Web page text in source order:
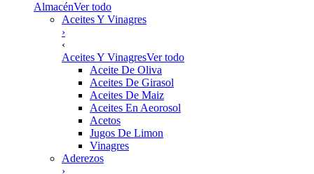
AlmacénVer todo
Aceites Y Vinagres
›
‹
Aceites Y VinagresVer todo
Aceite De Oliva
Aceites De Girasol
Aceites De Maiz
Aceites En Aeorosol
Acetos
Jugos De Limon
Vinagres
Aderezos
›